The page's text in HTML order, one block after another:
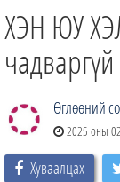
ӨГЛӨӨНИЙ СОНИН
ЗИНДАА СЭТГҮҮЛ
ХЭН ЮУ
Өглөөний
2025 оны
Хуваалцах